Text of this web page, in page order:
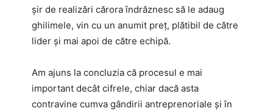
șir de realizări cărora îndrăznesc să le adaug
ghilimele, vin cu un anumit preț, plătibil de către
lider și mai apoi de către echipă.
Am ajuns la concluzia că procesul e mai
important decât cifrele, chiar dacă asta
contravine cumva gândirii antreprenoriale și în